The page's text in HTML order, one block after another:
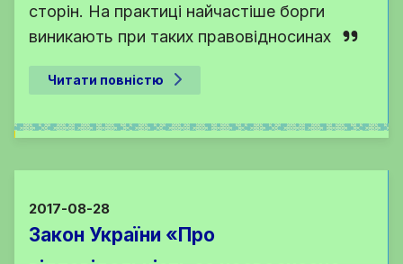
сторін. На практиці найчастіше борги
виникають при таких правовідносинах
Читати повністю
2017-08-28
Закон України «Про